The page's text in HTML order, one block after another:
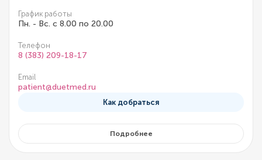
График работы
Пн. - Вс. с 8.00 по 20.00
Телефон
8 (383) 209-18-17
Email
patient@duetmed.ru
Как добраться
Подробнее